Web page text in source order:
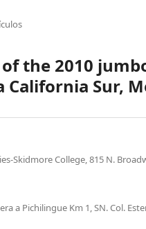
the 2010
California Sur,
Skidmore College, 815 N.
a Pichilingue Km 1, SN. Col.